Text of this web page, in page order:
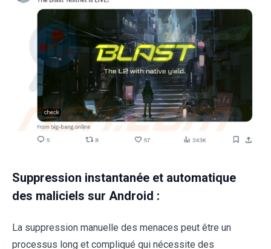
Suppression instantanée et automatique
des maliciels sur Android :
La suppression manuelle des menaces peut être un
processus long et compliqué qui nécessite des